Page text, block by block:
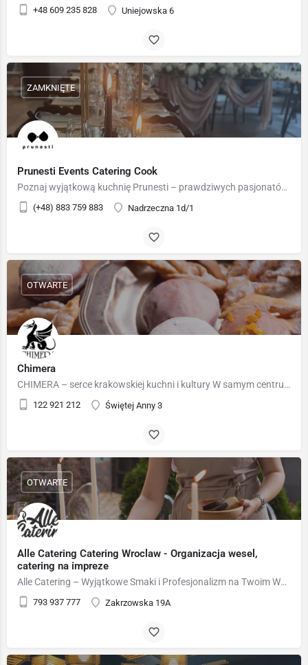
+48 609 235 828 Uniejowska 6
Prunesti Events Catering Cook
Poznaj wyjątkową kuchnię Prunesti – prawdziwych pasjonatów sztuki kulinarnej, którzy zadbają także o…
(+48) 883 759 883 Nadrzeczna 1d/1
ZAMKNIĘTE
Chimera
CHIMERA – serce krakowskiej kuchni i kultury W samym centrum Krakowa, zaledwie kilka kroków od Rynku…
122 921 212 Świętej Anny 3
OTWARTE
Alle Catering Catering Wroclaw - Organizacja wesel,
catering na impreze
Alle Catering – Wyjątkowe Smaki i Profesjonalizm na Twoim Wydarzeniu Alle Catering to marka należąca do…
793 937 777 Zakrzowska 19A
OTWARTE